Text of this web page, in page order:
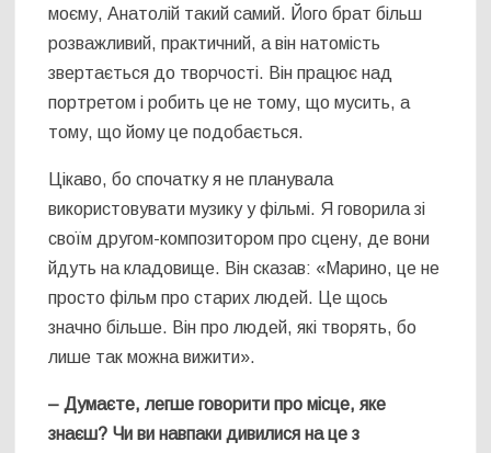
моєму, Анатолій такий самий. Його брат більш
розважливий, практичний, а він натомість
звертається до творчості. Він працює над
портретом і робить це не тому, що мусить, а
тому, що йому це подобається.
Цікаво, бо спочатку я не планувала
використовувати музику у фільмі. Я говорила зі
своїм другом-композитором про сцену, де вони
йдуть на кладовище. Він сказав: «Марино, це не
просто фільм про старих людей. Це щось
значно більше. Він про людей, які творять, бо
лише так можна вижити».
– Думаєте, легше говорити про місце, яке
знаєш? Чи ви навпаки дивилися на це з